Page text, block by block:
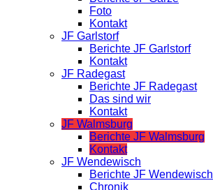
Foto
Kontakt
JF Garlstorf
Berichte JF Garlstorf
Kontakt
JF Radegast
Berichte JF Radegast
Das sind wir
Kontakt
JF Walmsburg
Berichte JF Walmsburg
Kontakt
JF Wendewisch
Berichte JF Wendewisch
Chronik